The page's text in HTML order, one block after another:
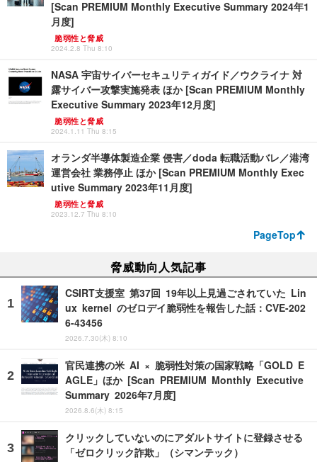
[Scan PREMIUM Monthly Executive Summary 2024年1
月度]
脆弱性と脅威
2024.2.8 Thu 8:10
NASA 宇宙サイバーセキュリティガイド／ウクライナ 対
露サイバー攻撃実施発表 ほか [Scan PREMIUM Monthly
Executive Summary 2023年12月度]
脆弱性と脅威
2024.1.11 Thu 8:15
オランダ半導体製造企業 侵害／doda 転職活動バレ／港湾
運営会社 業務停止 ほか [Scan PREMIUM Monthly Exec
utive Summary 2023年11月度]
脆弱性と脅威
2023.12.7 Thu 8:10
PageTop
脅威動向人気記事
CSIRT支援室 第37回 19年以上見過ごされていた Lin
ux kernel のゼロデイ脆弱性を報告した話：CVE-202
6-43456
2026.7.30(木) 8:10
官民連携の米 AI × 脆弱性対策の国家戦略「GOLD E
AGLE」ほか [Scan PREMIUM Monthly Executive
Summary 2026年7月度]
2026.8.6(木) 8:15
クリックしていないのにアダルトサイトに登録させる
「ゼロクリック詐欺」（シマンテック）